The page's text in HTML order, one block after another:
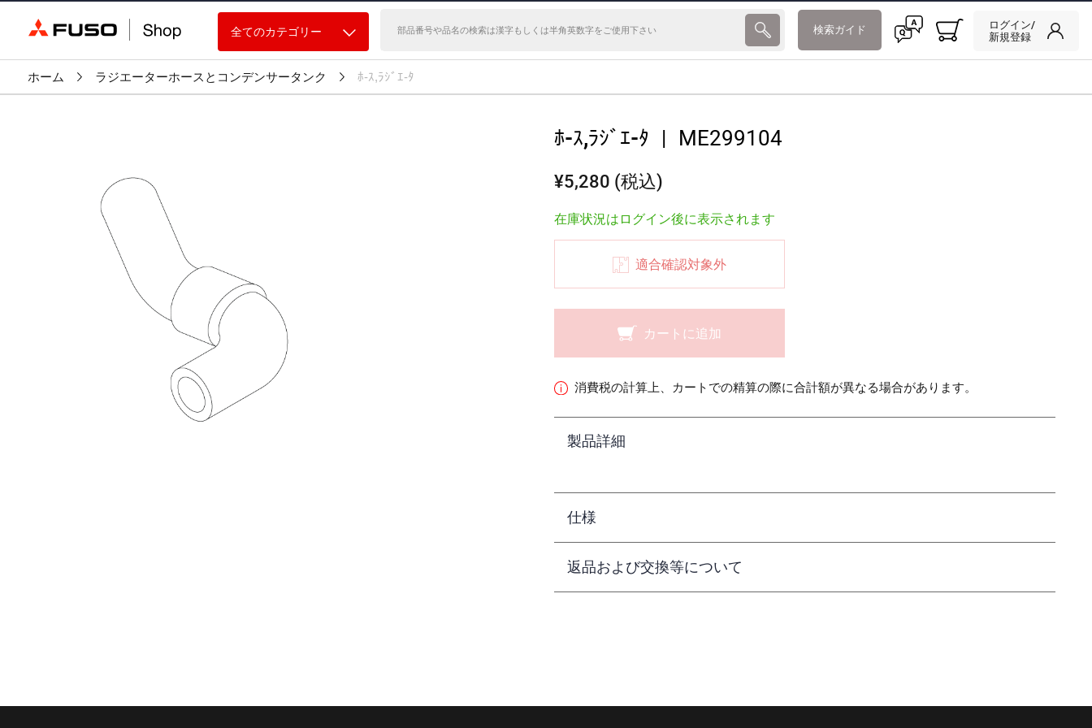
全てのカテゴリー 検索ガイド
ログイン/
新規登録
ホーム ラジエーターホースとコンデンサータンク ﾎ-ｽ,ﾗｼﾞｴ-ﾀ
ﾎ-ｽ,ﾗｼﾞｴ-ﾀ | ME299104
¥5,280 (税込)
在庫状況はログイン後に表示されます
適合確認対象外
カートに追加
消費税の計算上、カートでの精算の際に合計額が異なる場合があります。
製品詳細
仕様
返品および交換等について